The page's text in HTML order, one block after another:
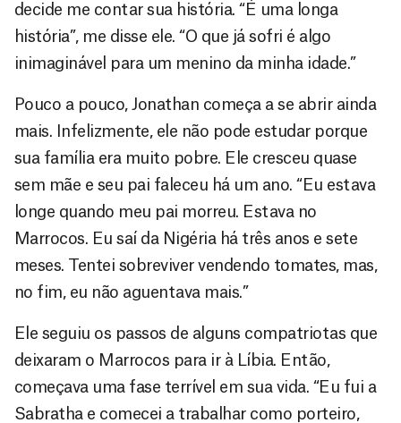
decide me contar sua história. “É uma longa
história”, me disse ele. “O que já sofri é algo
inimaginável para um menino da minha idade.”
Pouco a pouco, Jonathan começa a se abrir ainda
mais. Infelizmente, ele não pode estudar porque
sua família era muito pobre. Ele cresceu quase
sem mãe e seu pai faleceu há um ano. “Eu estava
longe quando meu pai morreu. Estava no
Marrocos. Eu saí da Nigéria há três anos e sete
meses. Tentei sobreviver vendendo tomates, mas,
no fim, eu não aguentava mais.”
Ele seguiu os passos de alguns compatriotas que
deixaram o Marrocos para ir à Líbia. Então,
começava uma fase terrível em sua vida. “Eu fui a
Sabratha e comecei a trabalhar como porteiro,